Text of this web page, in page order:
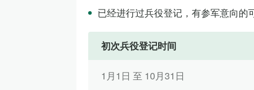
已经进行过兵役登记，有参军意向的
初次兵役登记时间
1月1日 至 10月31日